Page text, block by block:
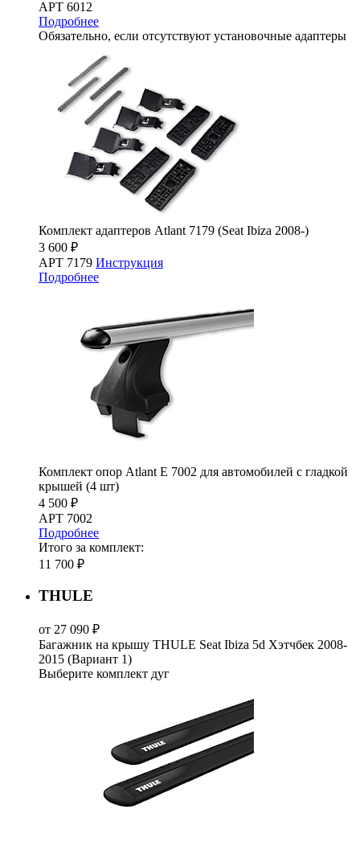
АРТ 6012
Подробнее
Обязательно, если отсутствуют установочные адаптеры
Комплект адаптеров Atlant 7179 (Seat Ibiza 2008-)
3 600 ₽
АРТ 7179 Инструкция
Подробнее
Комплект опор Atlant E 7002 для автомобилей c гладкой
крышей (4 шт)
4 500 ₽
АРТ 7002
Подробнее
Итого за комплект:
11 700 ₽
THULE
от 27 090 ₽
Багажник на крышу THULE Seat Ibiza 5d Хэтчбек 2008-
2015 (Вариант 1)
Выберите комплект дуг